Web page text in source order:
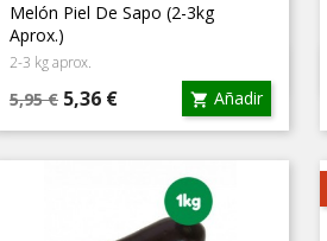
Melón Piel De Sapo (2-3kg
Aprox.)
2-3 kg aprox.
Precio
base
5,95 € Precio
5,36 €  Añadir
